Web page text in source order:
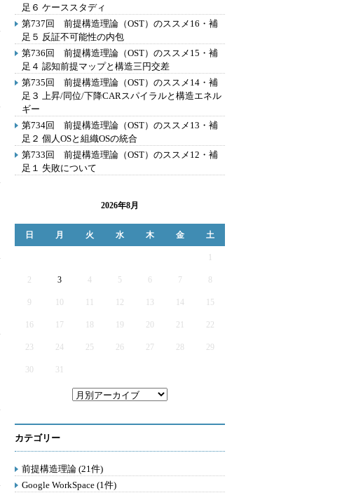
足６ ケーススタディ
第737回 前提構造理論（OST）のススメ16・補
足５ 反証不可能性の内包
第736回 前提構造理論（OST）のススメ15・補
足４ 認知前提マップと構造三円交差
第735回 前提構造理論（OST）のススメ14・補
足３ 上昇/同位/下降CARスパイラルと構造エネル
ギー
第734回 前提構造理論（OST）のススメ13・補
足２ 個人OSと組織OSの統合
第733回 前提構造理論（OST）のススメ12・補
足１ 失敗について
2026年8月
日 月 火 水 木 金 土
2 3 4 5 6 7
9 12 13 14 15
16 17 19 20 21 22
23 24 25 26 27 28 29
30 31
カテゴリー
前提構造理論 (21件)
Google WorkSpace (1件)